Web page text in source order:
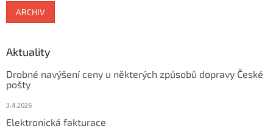
ARCHIV
Aktuality
Drobné navýšení ceny u některých způsobů dopravy České
pošty
3.4.2026
Elektronická fakturace